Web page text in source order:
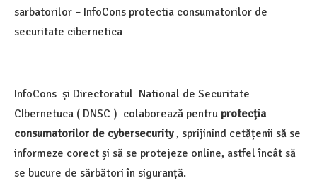
sarbatorilor – InfoCons protectia consumatorilor de
securitate cibernetica
InfoCons și Directoratul National de Securitate
CIbernetuca ( DNSC ) colaborează pentru protecția
consumatorilor de cybersecurity, sprijinind cetățenii să se
informeze corect și să se protejeze online, astfel încât să
se bucure de sărbători în siguranță.